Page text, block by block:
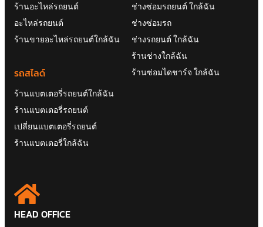
ร้านอะไหล่รถยนต์
อะไหล่รถยนต์
ร้านขายอะไหล่รถยนต์ใกล้ฉัน
รถสไลด์
ร้านแบตเตอรี่รถยนต์ใกล้ฉัน
ร้านแบตเตอรี่รถยนต์
เปลี่ยนแบตเตอรี่รถยนต์
ร้านแบตเตอรี่ใกล้ฉัน
ช่างซ่อมรถยนต์ ใกล้ฉัน
ช่างซ่อมรถ
ช่างรถยนต์ ใกล้ฉัน
ร้านช่างใกล้ฉัน
ร้านซ่อมไดชาร์จ ใกล้ฉัน
HEAD OFFICE